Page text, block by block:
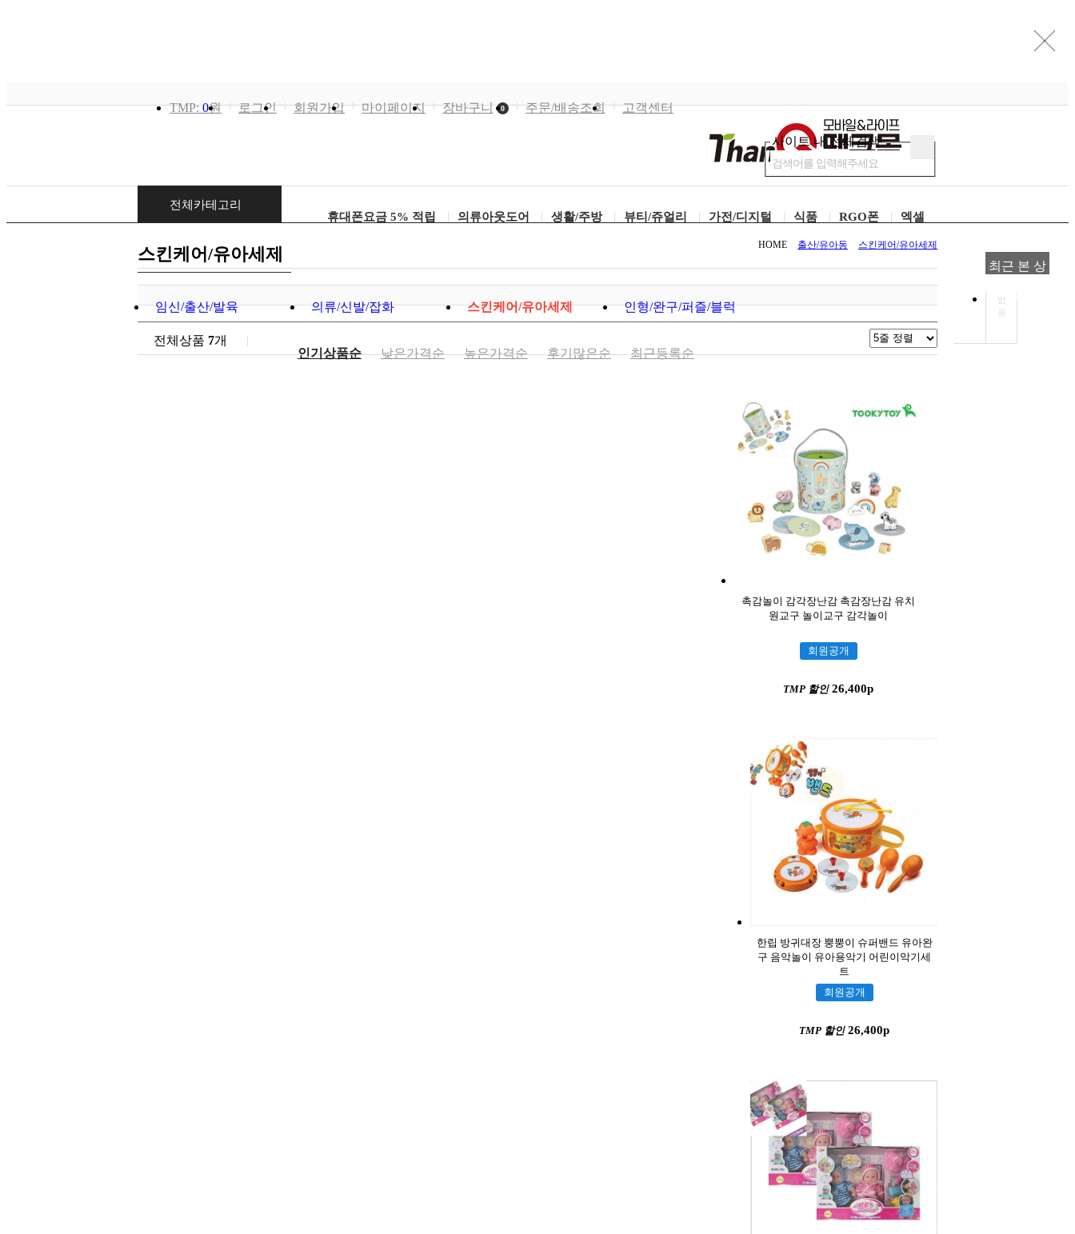
TMP:0원 로그인 회원가입 마이페이지 장바구니 0 주문/배송조회 고객센터
사이트 내 전체검색
전체카테고리
휴대폰요금 5% 적립
의류아웃도어 생활/주방 뷰티/쥬얼리 가전/디지털 식품 RGO폰 엑셀
최근 본 상
품
없
음
스킨케어/유아세제 HOME 출산/유아동 스킨케어/유아세제
임신/출산/발육 의류/신발/잡화 스킨케어/유아세제 인형/완구/퍼즐/블럭
전체상품 7개
인기상품순
낮은가격순 높은가격순 후기많은순 최근등록순
촉감놀이 감각장난감 촉감장난감 유치
원교구 놀이교구 감각놀이
회원공개
TMP 할인26,400p
한립 방귀대장 뿡뿡이 슈퍼밴드 유아완
구 음악놀이 유아용악기 어린이악기세
트
회원공개
TMP 할인26,400p